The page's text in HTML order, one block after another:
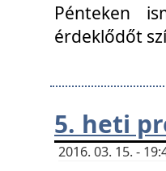
Pénteken
érdeklődőt
5. heti
2016. 03. 15. -